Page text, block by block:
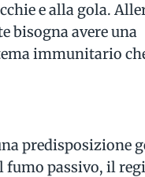
e alla gola.
bisogna avere una
immunitario
predisposizione
fumo passivo, il